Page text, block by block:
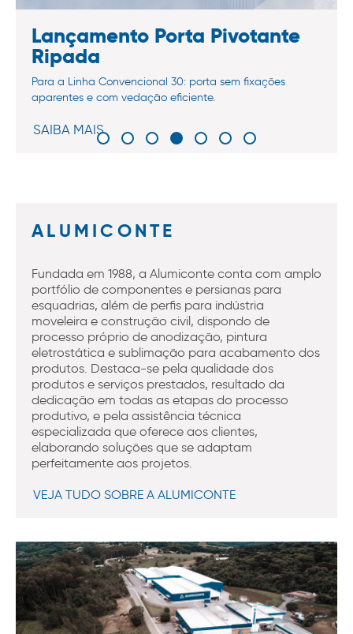
Lançamento Porta Pivotante
Ripada
Para a Linha Convencional 30: porta sem fixações
aparentes e com vedação eficiente.
SAIBA MAIS
ALUMICONTE
Fundada em 1988, a Alumiconte conta com amplo
portfólio de componentes e persianas para
esquadrias, além de perfis para indústria
moveleira e construção civil, dispondo de
processo próprio de anodização, pintura
eletrostática e sublimação para acabamento dos
produtos. Destaca-se pela qualidade dos
produtos e serviços prestados, resultado da
dedicação em todas as etapas do processo
produtivo, e pela assistência técnica
especializada que oferece aos clientes,
elaborando soluções que se adaptam
perfeitamente aos projetos.
VEJA TUDO SOBRE A ALUMICONTE